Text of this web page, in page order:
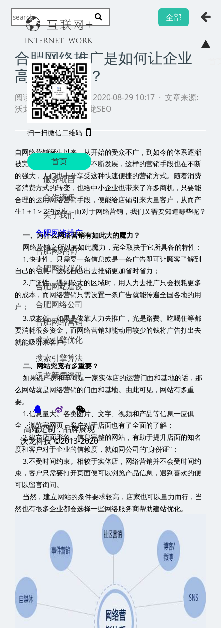
全部
合肥网络推广是如何让企业
高速发展的？
阅读 ·发布日期 2020-08-29 10:17 ·文章来源:沃龙网
络推广 ·
沃龙SEO
自网络营销诞生以来，从开始的受众不广，到如今的体系逐渐
被完善。经过网络科技的不断发展，这样的营销手段也在不断
的强大，人们也十分享受这种快速便捷的营销方式。随着消费
者消费方式的转变，也给中小企业也带来了许多商机，只要能
合理的运用网络营销手段，便能给店铺引来大量客户，从而产
生1＋1＞2的反应。而对于网络营销，我们又需要知道哪些呢？
一、为什么网络营销有如此大的魔力？
网络营销之所以有如此魔力，完全取决于它所具备的特性：
1.快捷性。只需要一条信息或是一条广告即可让顾客了解到
自己的信息，这比自己出去推销更加省时省力；
2.广泛性。遇到较大的区域时，用人力去推广只会损耗更多
的成本，而网络营销只需设置一条广告就能传遍全国各地的用
户；
3.成本低。如果是依靠人力去推广，光是路费、吃喝住等都
要消耗很多资金，而网络营销却能动用较少的钱将广告打出去
就能吸引来客户。
二、网站究竟有多重要？
如果说厂房和车间是一家实体店的运营门面和基地的话，那
么网站就是网络营销的门面和基地。由此可见，网站有多重
要。
1.信息量大。各类图片、文字、视频和产品等信息一应俱
全，浏览完网页，客户对于店面也有了全面的了解；
2.建立店面形象。信息完整的网站，有助于提升店面的知名
度和客户对于企业的信赖度，就如同公司的“身份证”；
3.不受时间约束。相较于实体店，网络营销并不会受时间约
束，客户只需要打开页面便可以浏览产品信息，遇到喜欢的便
可以留言询问。
当然，建立网站的条件要求较高，店家也可以量力而行，当
然也有很多企业都会选择一些网络服务商帮助建站优化。